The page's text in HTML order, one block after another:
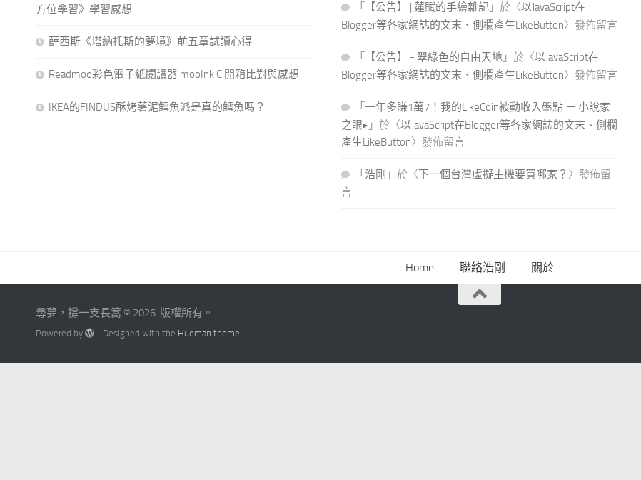
方位學習》學習感想
薛西斯《塔納托斯的夢境》前五章試讀心得
Readmoo彩色電子紙閱讀器 mooInk C 開箱比對與感想
IKEA的FINDUS酥烤薯泥鱈魚派是真的鱈魚嗎？
「 【公告】 | 蓮賦的手繪雜記」於〈以JavaScript在
Blogger等各家網誌的文末、側欄產生LikeButton〉發佈留言
「 【公告】 - 翠綠色的自由天地」於〈以JavaScript在
Blogger等各家網誌的文末、側欄產生LikeButton〉發佈留言
「 一年多賺1萬7！我的LikeCoin被動收入盤點 － 小說家
之眼▸ 」於〈以JavaScript在Blogger等各家網誌的文末、側欄
產生LikeButton〉發佈留言
「 浩剛 」於〈下一個台灣虛擬主機要買哪家？ 〉發佈留
言
Home 聯絡浩剛 關於
尋夢，撐一支長篙 © 2026. 版權所有。
Powered by - Designed with the Hueman theme